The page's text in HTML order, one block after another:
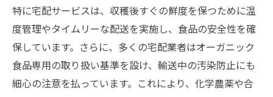
特に宅配サービスは、収穫後すぐの鮮度を保つために温
度管理やタイムリーな配送を実施し、食品の安全性を確
保しています。さらに、多くの宅配業者はオーガニック
食品専用の取り扱い基準を設け、輸送中の汚染防止にも
細心の注意を払っています。これにより、化学農薬や合